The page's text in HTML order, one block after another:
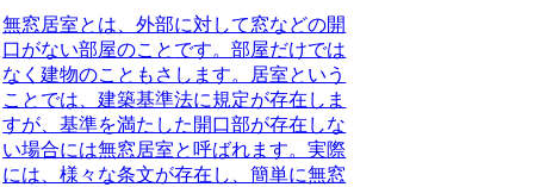
無窓居室とは、外部に対して窓などの開
口がない部屋のこと です。部屋だけでは
なく建物のこともさします。居室という
ことでは、建築基準法に規定が存在しま
すが、基準を満たした開口部が存在しな
い場合には無窓居室と呼ばれます。実際
には、様々な条文が存在し、簡単に無窓